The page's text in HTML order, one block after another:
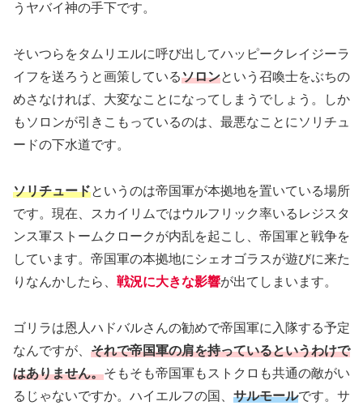
うヤバイ神の手下です。
そいつらをタムリエルに呼び出してハッピークレイジーラ
イフを送ろうと画策しているソロンという召喚士をぶちの
めさなければ、大変なことになってしまうでしょう。しか
もソロンが引きこもっているのは、最悪なことにソリチュ
ードの下水道です。
ソリチュードというのは帝国軍が本拠地を置いている場所
です。現在、スカイリムではウルフリック率いるレジスタ
ンス軍ストームクロークが内乱を起こし、帝国軍と戦争を
しています。帝国軍の本拠地にシェオゴラスが遊びに来た
りなんかしたら、 戦況に大きな影響が出てしまいます。
ゴリラは恩人ハドバルさんの勧めで帝国軍に入隊する予定
なんですが、 それで帝国軍の肩を持っているというわけで
はありません。そもそも帝国軍もストクロも共通の敵がい
るじゃないですか。ハイエルフの国、 サルモールです。サ